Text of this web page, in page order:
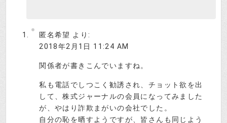
匿名希望 より:
2018年2月1日 11:24 AM
関係者が書きこんでいますね。
私も電話でしつこく勧誘され、チョット欲を出
して、株式ジャーナルの会員になってみました
が、やはり詐欺まがいの会社でした。
自分の恥を晒すようですが、皆さんも同じよう